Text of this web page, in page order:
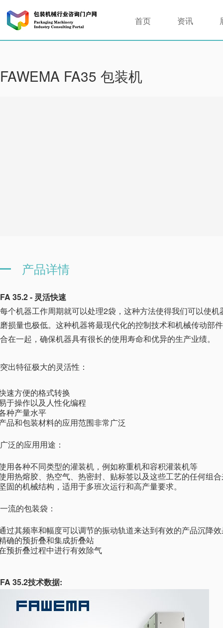
首页 资讯
FAWEMA FA35 包装机
产品详情
FA 35.2 - 灵活快速
每个机器工作周期就可以处理2袋，这种方法使得我们可以使
磨损量也极低。这种机器将最现代化的控制技术和机械传动部
合在一起，确保机器具有很长的使用寿命和优异的生产业绩。
突出特征极大的灵活性：
速方便的格式转换
于操作以及人性化编程
种产量水平
品和包装材料的应用范围非常广泛
广泛的应用用途：
用各种不同类型的灌装机，例如称重机和容积灌装机等
用热熔胶、热空气、热密封、贴标签以及这些工艺的任何组
固的机械结构，适用于多班次运行和高产量要求。
一流的包装袋：
过其频率和幅度可以调节的振动轨道来达到有效的产品沉降
确的预折叠和集成折叠站
预折叠过程中进行有效除气
FA 35.2技术数据: